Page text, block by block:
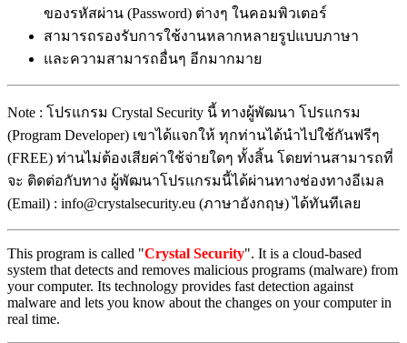
ของรหัสผ่าน (Password) ต่างๆ ในคอมพิวเตอร์
สามารถรองรับการใช้งานหลากหลายรูปแบบภาษา
และความสามารถอื่นๆ อีกมากมาย
Note : โปรแกรม Crystal Security นี้ ทางผู้พัฒนา โปรแกรม
(Program Developer) เขาได้แจกให้ ทุกท่านได้นำไปใช้กันฟรีๆ
(FREE) ท่านไม่ต้องเสียค่าใช้จ่ายใดๆ ทั้งสิ้น โดยท่านสามารถที่
จะ ติดต่อกับทาง ผู้พัฒนาโปรแกรมนี้ได้ผ่านทางช่องทางอีเมล
(Email) : info@crystalsecurity.eu (ภาษาอังกฤษ) ได้ทันทีเลย
This program is called "Crystal Security". It is a cloud-based
system that detects and removes malicious programs (malware) from
your computer. Its technology provides fast detection against
malware and lets you know about the changes on your computer in
real time.